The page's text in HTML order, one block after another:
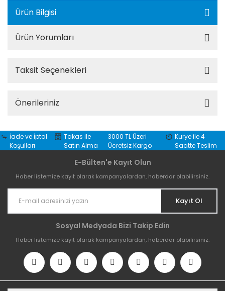
Ürün Bilgisi
Ürün Yorumları
Taksit Seçenekleri
Önerileriniz
İade ve İptal
Koşulları
Takas ile
Satın Alma
3000 TL Üzeri
Ücretsiz Kargo
Kurye ile 4
Saatte Teslim
E-Bülten'e Kayıt Olun
Haber listemize kayıt olarak kampanyalardan, haberdar olabilirsiniz.
Kayıt Ol
Sosyal Medyada Bizi Takip Edin
Haber listemize kayıt olarak kampanyalardan, haberdar olabilirsiniz.